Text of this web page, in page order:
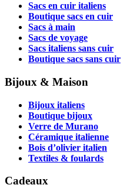
Sacs en cuir italiens
Boutique sacs en cuir
Sacs à main
Sacs de voyage
Sacs italiens sans cuir
Boutique sacs sans cuir
Bijoux & Maison
Bijoux italiens
Boutique bijoux
Verre de Murano
Céramique italienne
Bois d’olivier italien
Textiles & foulards
Cadeaux